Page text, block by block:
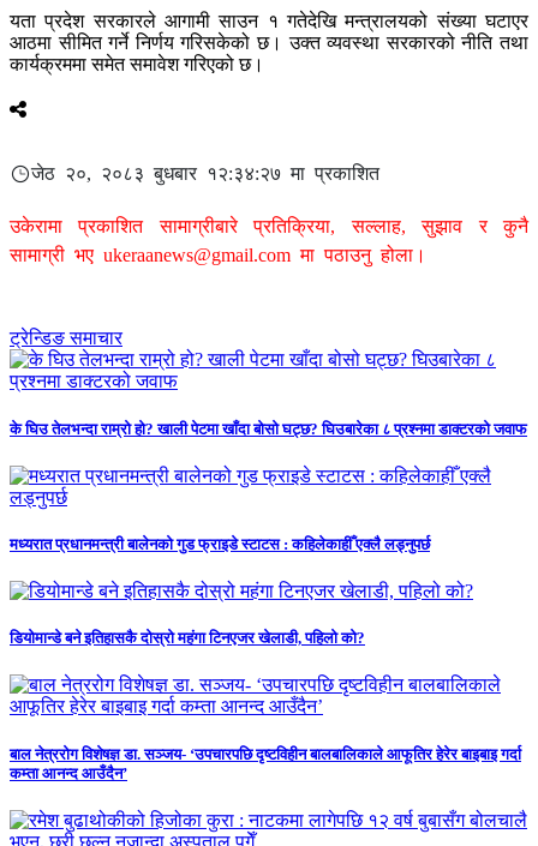
यता प्रदेश सरकारले आगामी साउन १ गतेदेखि मन्त्रालयको संख्या घटाएर
आठमा सीमित गर्ने निर्णय गरिसकेको छ। उक्त व्यवस्था सरकारको नीति तथा
कार्यक्रममा समेत समावेश गरिएको छ।
जेठ २०, २०८३ बुधबार १२:३४:२७ मा प्रकाशित
उकेरामा प्रकाशित सामाग्रीबारे प्रतिक्रिया, सल्लाह, सुझाव र कुनै
सामाग्री भए ukeraanews@gmail.com मा पठाउनु होला।
ट्रेन्डिङ समाचार
के घिउ तेलभन्दा राम्रो हो? खाली पेटमा खाँदा बोसो घट्छ? घिउबारेका ८ प्रश्नमा डाक्टरको जवाफ
मध्यरात प्रधानमन्त्री बालेनको गुड फ्राइडे स्टाटस : कहिलेकाहीँ एक्लै लड्नुपर्छ
डियोमान्डे बने इतिहासकै दोस्रो महंगा टिनएजर खेलाडी, पहिलो को?
बाल नेत्ररोग विशेषज्ञ डा. सञ्जय- ‘उपचारपछि दृष्टविहीन बालबालिकाले आफूतिर हेरेर बाइबाइ गर्दा
कम्ता आनन्द आउँदैन’